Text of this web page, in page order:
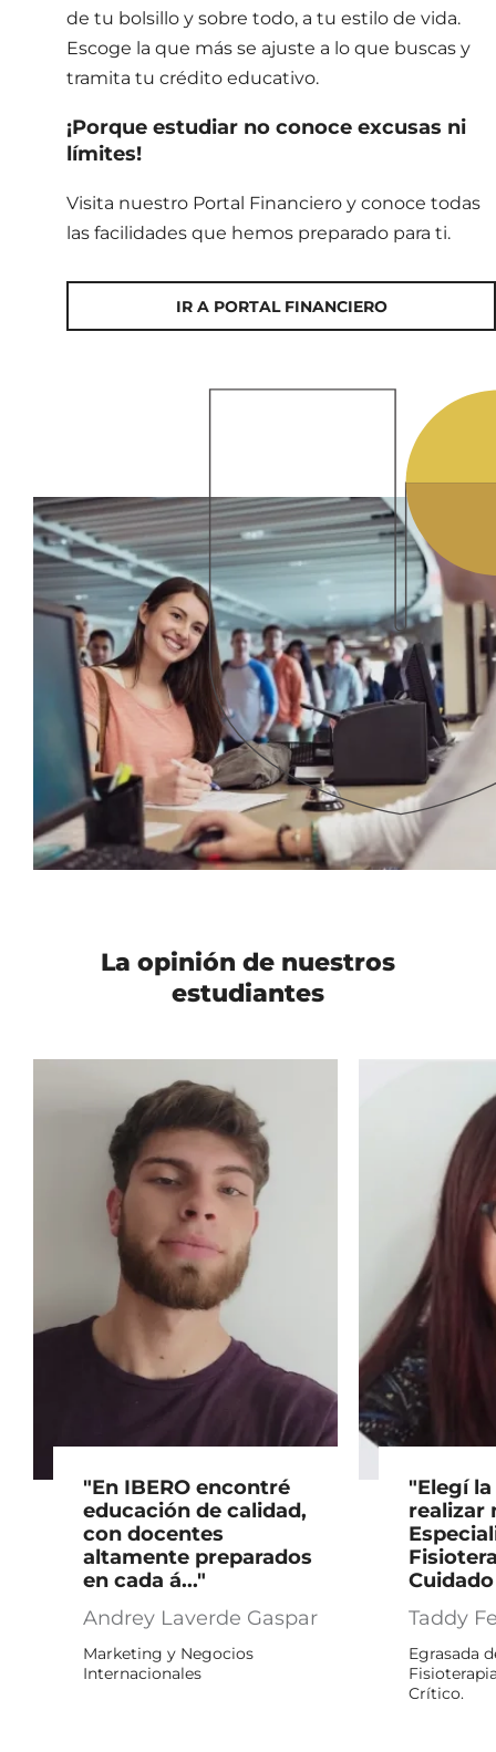
de tu bolsillo y sobre todo, a tu estilo de vida.
Escoge la que más se ajuste a lo que buscas y
tramita tu crédito educativo.
¡Porque estudiar no conoce excusas ni
límites!
Visita nuestro Portal Financiero y conoce todas
las facilidades que hemos preparado para ti.
IR A PORTAL FINANCIERO
La opinión de nuestros
estudiantes
"En IBERO encontré
educación de calidad,
con docentes
altamente preparados
en cada á..."
Andrey Laverde Gaspar
Marketing y Negocios
Internacionales
"Elegí la
realizar
Taddy
Egrasada
Crítico.